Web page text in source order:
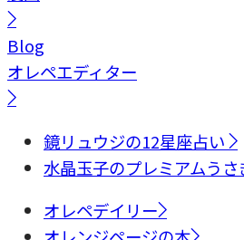
Blog
オレペエディター
鏡リュウジの12星座占い
水晶玉子のプレミアムうさ
オレペデイリー